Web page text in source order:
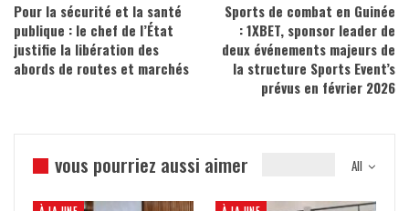
Pour la sécurité et la santé
publique : le chef de l’État
justifie la libération des
abords de routes et marchés
Sports de combat en Guinée
: 1XBET, sponsor leader de
deux événements majeurs de
la structure Sports Event’s
prévus en février 2026
All
vous pourriez aussi aimer